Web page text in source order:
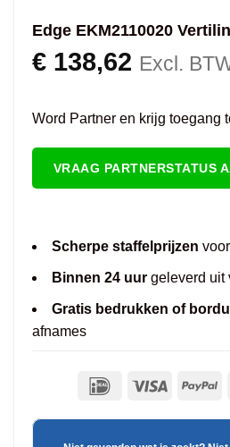
Edge EKM2110020
€138,62 Excl.
Word Partner en krijg toegang
VRAAG PARTNERSTATUS
Scherpe staffelprijzen
Binnen 24 uurgeleverd uit
Gratis bedrukken of
afnames